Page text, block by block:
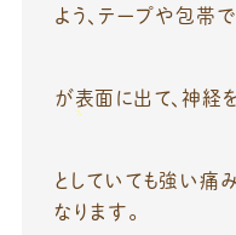
よう、テープや包帯
圧迫しな
が表面に出て、神経
神経が圧
としていても強い痛
なります。